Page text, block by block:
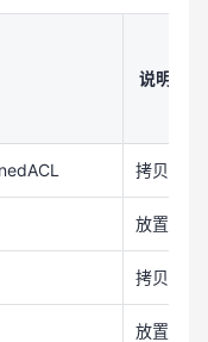
sourceKey, d
说明
拷贝后对
放置拷贝
拷贝生成
放置被拷